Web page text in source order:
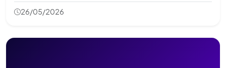
26/05/2026